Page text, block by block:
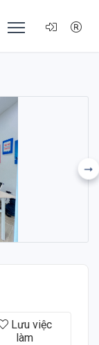
Lưu việc
làm